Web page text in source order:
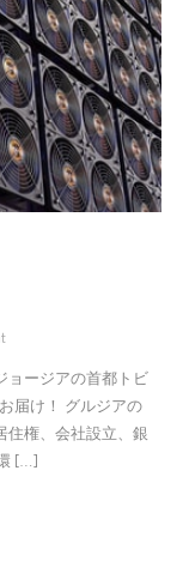
on
World!!
ョージアの首都トビ
届け！ グルジアの
住権、会社設立、銀
[…]